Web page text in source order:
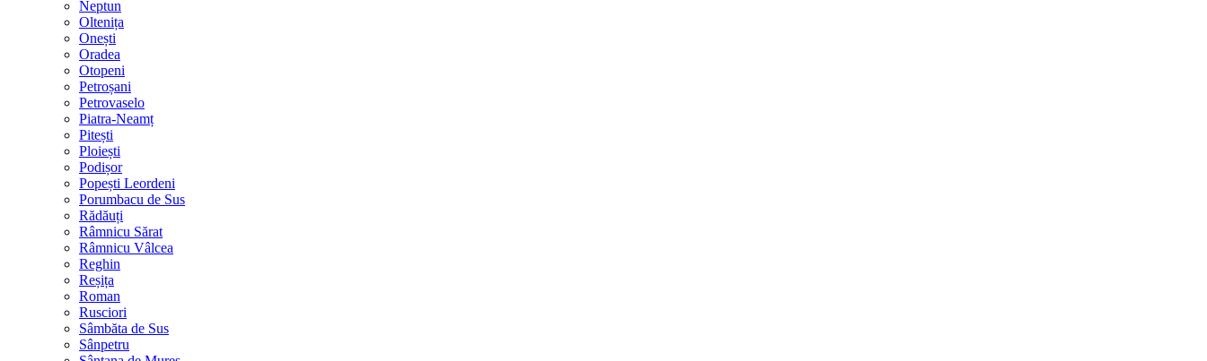
Neptun
Oltenița
Onești
Oradea
Otopeni
Petroșani
Petrovaselo
Piatra-Neamț
Pitești
Ploiești
Podișor
Popești Leordeni
Porumbacu de Sus
Rădăuți
Râmnicu Sărat
Râmnicu Vâlcea
Reghin
Reșița
Roman
Rusciori
Sâmbăta de Sus
Sânpetru